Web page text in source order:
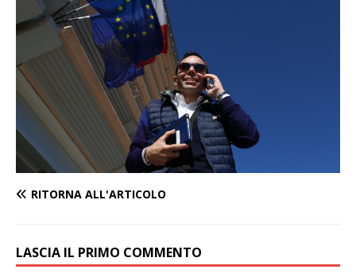
RITORNA ALL'ARTICOLO
LASCIA IL PRIMO COMMENTO